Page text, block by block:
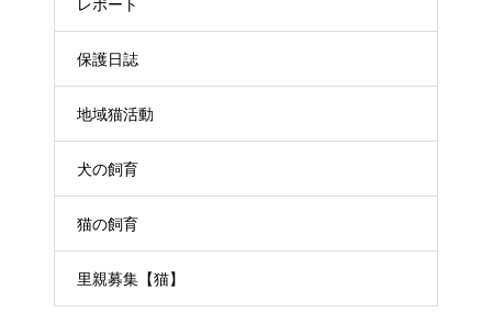
レポート
保護日誌
地域猫活動
犬の飼育
猫の飼育
里親募集【猫】